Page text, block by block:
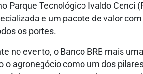
Parque Tecnológico Ivaldo Cenci
e um pacote de valor
os portes.
no evento, o Banco BRB mais
o agronegócio como um dos